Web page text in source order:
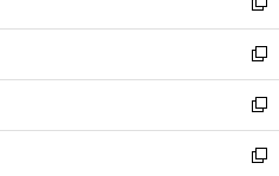
ド
ウ
で
開
く
ィ
ン
ド
ウ
で
開
く
い
ウ
ィ
ン
ド
ウ
で
新
し
い
ウ
ィ
ン
ド
新
し
い
ウ
ィ
新
し
い
新